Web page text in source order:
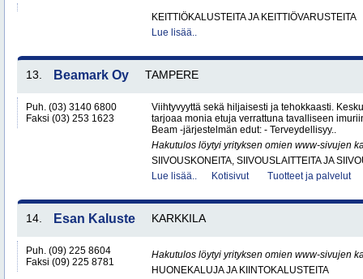
KEITTIÖKALUSTEITA JA KEITTIÖVARUSTEITA
Lue lisää..
13. Beamark Oy TAMPERE
Puh. (03) 3140 6800
Faksi (03) 253 1623
Viihtyvyyttä sekä hiljaisesti ja tehokkaasti.
tarjoaa monia etuja verrattuna tavalliseen
Beam -järjestelmän edut: - Terveydellisyy..
Hakutulos löytyi yrityksen omien www-sivujen
SIIVOUSKONEITA, SIIVOUSLAITTEITA JA
Lue lisää..
Kotisivut Tuotteet ja palvelut
14. Esan Kaluste KARKKILA
Puh. (09) 225 8604
Faksi (09) 225 8781
Hakutulos löytyi yrityksen omien www-sivujen
HUONEKALUJA JA KIINTOKALUSTEITA